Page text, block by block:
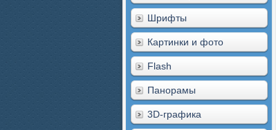
Шрифты
Картинки и фото
Flash
Панорамы
3D-графика